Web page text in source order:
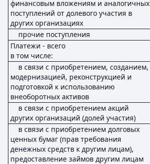
финансовым вложениям и аналогичных
поступлений от долевого участия в
других организациях
прочие поступления
Платежи - всего
в том числе:
в связи с приобретением, созданием,
модернизацией, реконструкцией и
подготовкой к использованию
внеоборотных активов
в связи с приобретением акций
других организаций (долей участия)
в связи с приобретением долговых
ценных бумаг (прав требования
денежных средств к другим лицам),
предоставление займов другим лицам